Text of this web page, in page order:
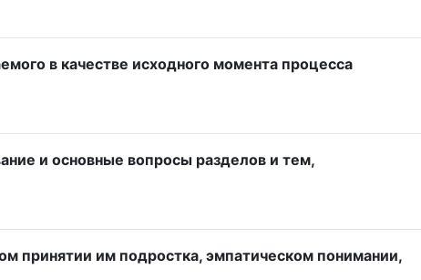
в качестве исходного момента процесса
и основные вопросы разделов и тем,
принятии им подростка, эмпатическом понимании,